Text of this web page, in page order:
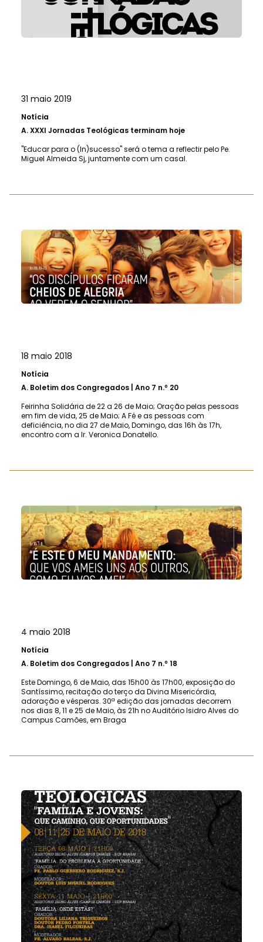
31 maio 2019
Notícia
A.XXXI Jornadas Teológicas terminam hoje
"Educar para o (In)sucesso" será o tema a reflectir pelo Pe.
Miguel Almeida Sj, juntamente com um casal.
18 maio 2018
Notícia
A. Boletim dos Congregados | Ano 7 n.º 20
Feirinha Solidária de 22 a 26 de Maio; Oração pelas pessoas
em fim de vida, 25 de Maio; A Fé e as pessoas com
deficiência, no dia 27 de Maio, Domingo, das 16h às 17h,
encontro com a Ir. Veronica Donatello.
4 maio 2018
Notícia
A. Boletim dos Congregados | Ano 7 n.º 18
Este Domingo, 6 de Maio, das 15h00 às 17h00, exposição do
Santíssimo, recitação do terço da Divina Misericórdia,
adoração e vésperas. 30ª edição das jornadas decorrem
nos dias 8, 11 e 25 de Maio, às 21h no Auditório Isidro Alves do
Campus Camões, em Braga